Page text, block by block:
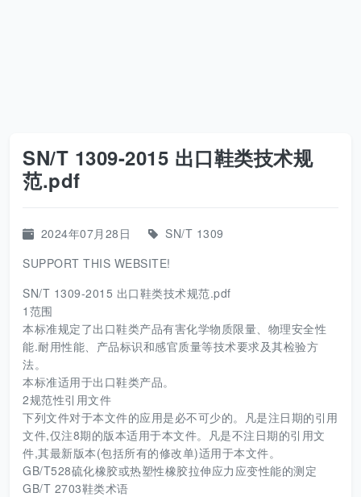
SN/T 1309-2015 出口鞋类技术规
范.pdf
2024年07月28日
SN/T 1309
SUPPORT THIS WEBSITE!
SN/T 1309-2015 出口鞋类技术规范.pdf
1范围
本标准规定了出口鞋类产品有害化学物质限量、物理安全性
能.耐用性能、产品标识和感官质量等技术要求及其检验方
法。
本标准适用于出口鞋类产品。
2规范性引用文件
下列文件对于本文件的应用是必不可少的。凡是注日期的引用
文件,仅注8期的版本适用于本文件。凡是不注日期的引用文
件,其最新版本(包括所有的修改单)适用于本文件。
GB/T528硫化橡胶或热塑性橡胶拉伸应力应变性能的测定
GB/T 2703鞋类术语